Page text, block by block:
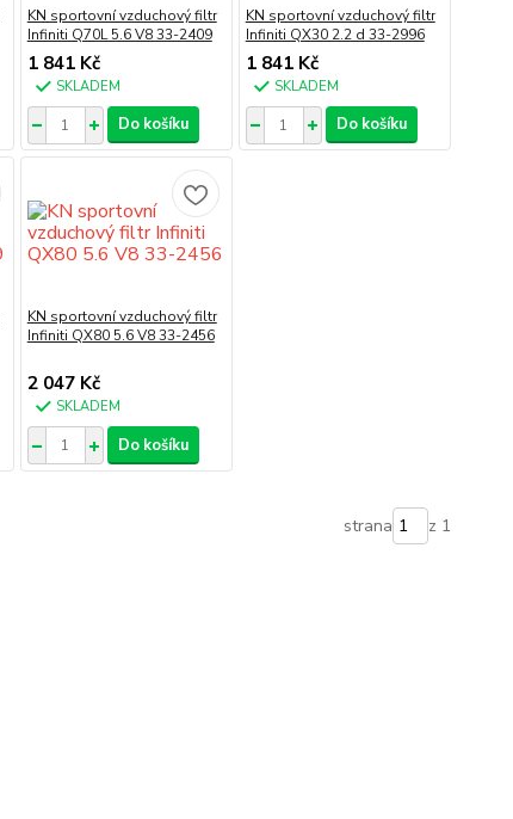
KN sportovní vzduchový filtr
Infiniti Q70L 5.6 V8 33-2409
1 841 Kč
SKLADEM
Do košíku
KN sportovní vzduchový filtr
Infiniti QX30 2.2 d 33-2996
1 841 Kč
SKLADEM
Do košíku
KN sportovní vzduchový filtr
Infiniti QX80 5.6 V8 33-2456
2 047 Kč
SKLADEM
Do košíku
strana z 1